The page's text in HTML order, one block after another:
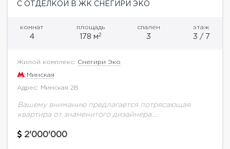
С ОТДЕЛКОЙ В ЖК СНЕГИРИ ЭКО
комнат
4
площадь
178 м2
спален
3
этаж
3 / 7
Жилой комплекс: Снегири Эко
Минская
Адрес: Минская 2В
Вашему вниманию предлагается потрясающая
квартира от знаменитого дизайнера.
гостиная-столовая, мастер спальня с гардеробной и
2'000'000